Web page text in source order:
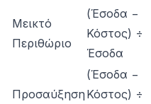
Μεικτό
Περιθώριο
(Έσοδα −
Κόστος) ÷
Έσοδα
Προσαύξηση
(Έσοδα −
Κόστος) ÷